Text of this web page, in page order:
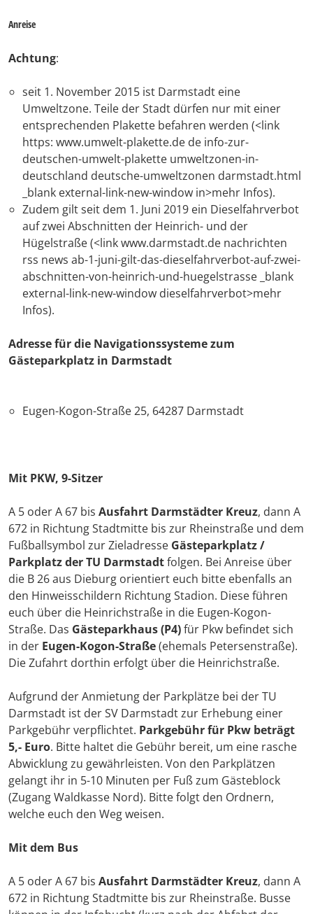
Anreise
Achtung:
seit 1. November 2015 ist Darmstadt eine
Umweltzone. Teile der Stadt dürfen nur mit einer
entsprechenden Plakette befahren werden (<link
https: www.umwelt-plakette.de de info-zur-
deutschen-umwelt-plakette umweltzonen-in-
deutschland deutsche-umweltzonen darmstadt.html
_blank external-link-new-window in>mehr Infos).
Zudem gilt seit dem 1. Juni 2019 ein Dieselfahrverbot
auf zwei Abschnitten der Heinrich- und der
Hügelstraße (<link www.darmstadt.de nachrichten
rss news ab-1-juni-gilt-das-dieselfahrverbot-auf-zwei-
abschnitten-von-heinrich-und-huegelstrasse _blank
external-link-new-window dieselfahrverbot>mehr
Infos).
Adresse für die Navigationssystemezum
Gästeparkplatz in Darmstadt
Eugen-Kogon-Straße 25, 64287 Darmstadt
Mit PKW, 9-Sitzer
A 5 oder A 67 bis Ausfahrt Darmstädter Kreuz, dann A
672 in Richtung Stadtmitte bis zur Rheinstraße und dem
Fußballsymbol zur Zieladresse Gästeparkplatz /
Parkplatz der TU Darmstadtfolgen. Bei Anreise über
die B 26 aus Dieburg orientiert euch bitte ebenfalls an
den Hinweisschildern Richtung Stadion. Diese führen
euch über die Heinrichstraße in die Eugen-Kogon-
Straße. Das Gästeparkhaus (P4)für Pkw befindet sich
in der Eugen-Kogon-Straße(ehemals Petersenstraße).
Die Zufahrt dorthin erfolgt über die Heinrichstraße.
Aufgrund der Anmietung der Parkplätze bei der TU
Darmstadt ist der SV Darmstadt zur Erhebung einer
Parkgebühr verpflichtet. Parkgebühr für Pkw beträgt
5,- Euro. Bitte haltet die Gebühr bereit, um eine rasche
Abwicklung zu gewährleisten. Von den Parkplätzen
gelangt ihr in 5-10 Minuten per Fuß zum Gästeblock
(Zugang Waldkasse Nord). Bitte folgt den Ordnern,
welche euch den Weg weisen.
Mit dem Bus
A 5 oder A 67 bis Ausfahrt Darmstädter Kreuz, dann A
672 in Richtung Stadtmitte bis zur Rheinstraße. Busse